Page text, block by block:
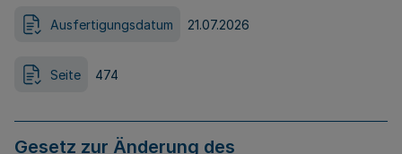
Ausfertigungsdatum 21.07.2026
Seite 474
Gesetz zur Änderung des